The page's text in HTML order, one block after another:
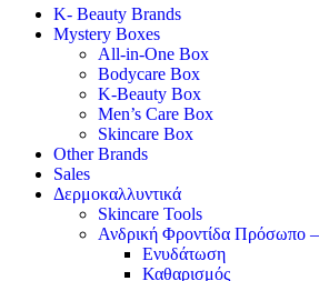
K- Beauty Brands
Mystery Boxes
All-in-One Box
Bodycare Box
K-Beauty Box
Men’s Care Box
Skincare Box
Other Brands
Sales
Δερμοκαλλυντικά
Skincare Tools
Ανδρική Φροντίδα Πρόσωπο
Ενυδάτωση
Καθαρισμός